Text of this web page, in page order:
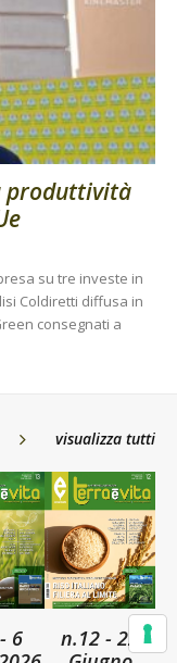
produttività
su tre investe in
Coldiretti diffusa in
consegnati a
visualizza tutti
6
n.12 - 22